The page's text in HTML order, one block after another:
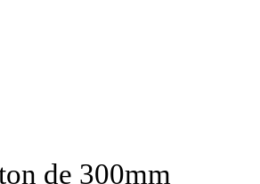
de 300mm